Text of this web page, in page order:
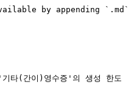
by appending `.md`
타(간이)영수증'의 생성 한도